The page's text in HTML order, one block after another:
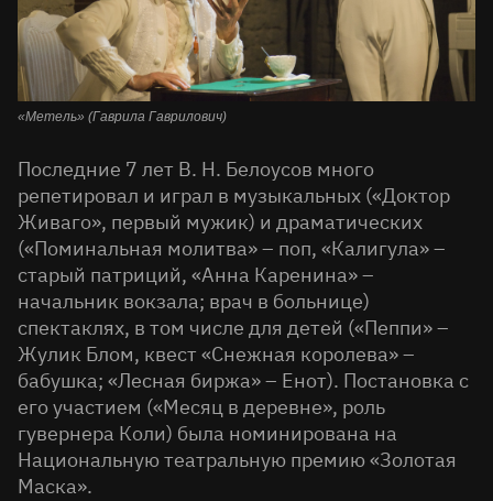
«Метель» (Гаврила Гаврилович)
Последние 7 лет В. Н. Белоусов много
репетировал и играл в музыкальных («Доктор
Живаго», первый мужик) и драматических
(«Поминальная молитва» – поп, «Калигула» –
старый патриций, «Анна Каренина» –
начальник вокзала; врач в больнице)
спектаклях, в том числе для детей («Пеппи» –
Жулик Блом, квест «Снежная королева» –
бабушка; «Лесная биржа» – Енот). Постановка с
его участием («Месяц в деревне», роль
гувернера Коли) была номинирована на
Национальную театральную премию «Золотая
Маска».